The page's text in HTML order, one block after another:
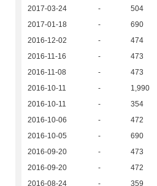
2017-03-24
- 504
2017-01-18
- 690
2016-12-02
- 474
2016-11-16
- 473
2016-11-08
- 473
2016-10-11
- 1,990
2016-10-11
- 354
2016-10-06
- 472
2016-10-05
- 690
2016-09-20
- 473
2016-09-20
- 472
2016-08-24
- 359